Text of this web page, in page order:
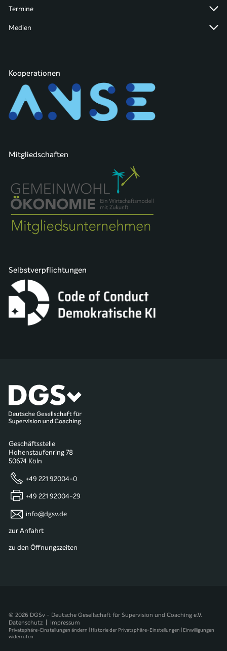
Termine
Medien
Kooperationen
Mitgliedschaften
Selbstverpflichtungen
Geschäftsstelle
Hohenstaufenring 78
50674 Köln
+49 221 92004-0
+49 221 92004-29
info@dgsv.de
zur Anfahrt
zu den Öffnungszeiten
© 2026 DGSv - Deutsche Gesellschaft für Supervision und Coaching e.V.
Datenschutz
Impressum
Privatsphäre-Einstellungen ändern | Historie der Privatsphäre-Einstellungen | Einwilligungen
widerrufen